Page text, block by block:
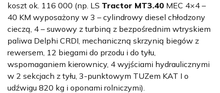
koszt ok. 116 000 (np. LS Tractor MT3.40 MEC 4×4 –
40 KM wyposażony w 3 – cylindrowy diesel chłodzony
cieczą, 4 – suwowy z turbiną z bezpośrednim wtryskiem
paliwa Delphi CRDI, mechaniczną skrzynią biegów z
rewersem, 12 biegami do przodu i do tyłu,
wspomaganiem kierownicy, 4 wyjściami hydraulicznymi
w 2 sekcjach z tyłu, 3-punktowym TUZem KAT I o
udźwigu 820 kg i oponami rolniczymi).